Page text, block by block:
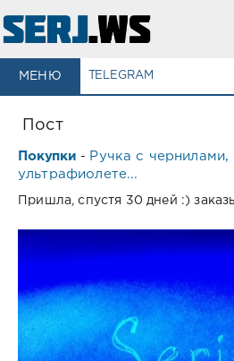
МЕНЮ TELEGRAM
Пост
Покупки - Ручка с
ультрафиолете...
Пришла, спустя 30 дней :)